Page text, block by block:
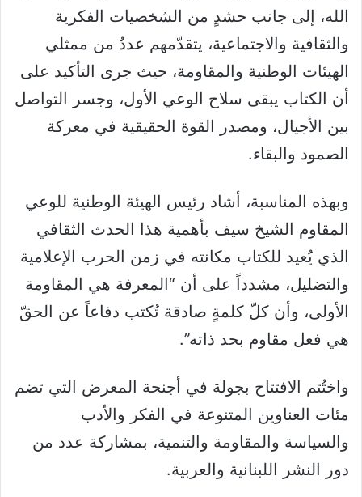
الله، إلى جانب حشدٍ من الشخصيات الفكرية
والثقافية والاجتماعية، يتقدّمهم عددٌ من ممثلي
الهيئات الوطنية والمقاومة، حيث جرى التأكيد على
أن الكتاب يبقى سلاح الوعي الأول، وجسر التواصل
بين الأجيال، ومصدر القوة الحقيقية في معركة
الصمود والبقاء.
وبهذه المناسبة، أشاد رئيس الهيئة الوطنية للوعي
المقاوم الشيخ سيف بأهمية هذا الحدث الثقافي
الذي يُعيد للكتاب مكانته في زمن الحرب الإعلامية
والتضليل، مشدداً على أن “المعرفة هي المقاومة
الأولى، وأن كلّ كلمةٍ صادقة تُكتب دفاعاً عن الحقّ
هي فعل مقاوم بحد ذاته”.
واختُتم الافتتاح بجولة في أجنحة المعرض التي تضم
مئات العناوين المتنوعة في الفكر والأدب
والسياسة والمقاومة والتنمية، بمشاركة عدد من
دور النشر اللبنانية والعربية.